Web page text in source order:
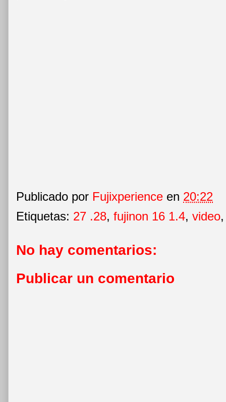
Publicado por Fujixperience en 20:22
Etiquetas: 27 .28, fujinon 16 1.4, video
No hay comentarios:
Publicar un comentario